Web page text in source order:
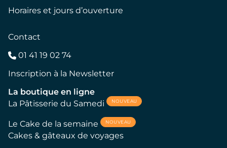
Horaires et jours d’ouverture
Contact
01 41 19 02 74
Inscription à la Newsletter
La boutique en ligne
La Pâtisserie du Samedi
NOUVEAU
Le Cake de la semaine NOUVEAU
Cakes & gâteaux de voyages